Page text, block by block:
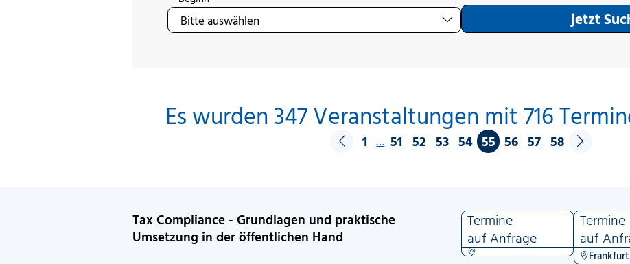
jetzt
Es wurden 347 Veranstaltungen mit 716
1 … 51 52 53 54 55 56 57 58
Tax Compliance - Grundlagen und praktische
Umsetzung in der öffentlichen Hand
Termine
auf Anfrage
Termine
auf